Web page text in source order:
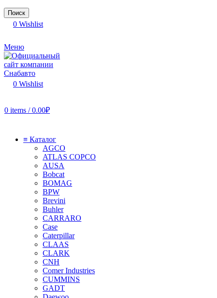
Поиск
0 Wishlist
Меню
0 Wishlist
0 items / 0.00₽
≡ Каталог
AGCO
ATLAS COPCO
AUSA
Bobcat
BOMAG
BPW
Brevini
Buhler
CARRARO
Case
Caterpillar
CLAAS
CLARK
CNH
Comer Industries
CUMMINS
GADT